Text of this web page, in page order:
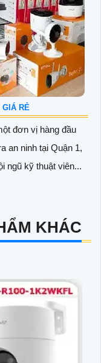
GIÁ RẺ
đơn vị hàng đầu
an ninh tại Quận 1,
ngũ kỹ thuật viên...
KHÁC